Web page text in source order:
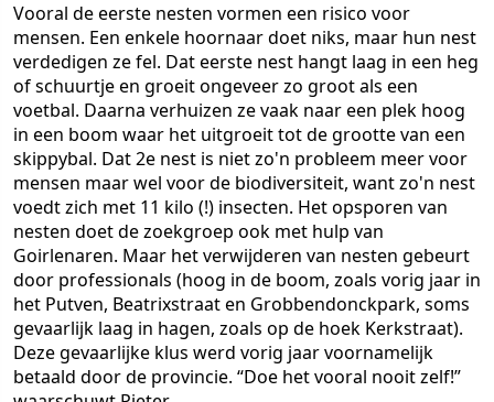
Vooral de eerste nesten vormen een risico voor
mensen. Een enkele hoornaar doet niks, maar hun nest
verdedigen ze fel. Dat eerste nest hangt laag in een heg
of schuurtje en groeit ongeveer zo groot als een
voetbal. Daarna verhuizen ze vaak naar een plek hoog
in een boom waar het uitgroeit tot de grootte van een
skippybal. Dat 2e nest is niet zo'n probleem meer voor
mensen maar wel voor de biodiversiteit, want zo'n nest
voedt zich met 11 kilo (!) insecten. Het opsporen van
nesten doet de zoekgroep ook met hulp van
Goirlenaren. Maar het verwijderen van nesten gebeurt
door professionals (hoog in de boom, zoals vorig jaar in
het Putven, Beatrixstraat en Grobbendonckpark, soms
gevaarlijk laag in hagen, zoals op de hoek Kerkstraat).
Deze gevaarlijke klus werd vorig jaar voornamelijk
betaald door de provincie. “Doe het vooral nooit zelf!”